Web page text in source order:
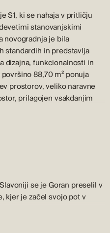
S1, ki se nahaja v pritličju
stanovanjskimi
novogradnja je bila
standardih in predstavlja
dizajna, funkcionalnosti in
88,70 m² ponuja
prostorov, veliko naravne
prilagojen vsakdanjim
in hodnik, dve udobni
prostor odprtega tipa,
sobo. Bivalni prostor
teraso, ki ponuja prijeten
na prostem ali sprostitev v
se je Goran preselil v
kjer je začel svojo pot v
nakupu in prodaji
kot 20 let.